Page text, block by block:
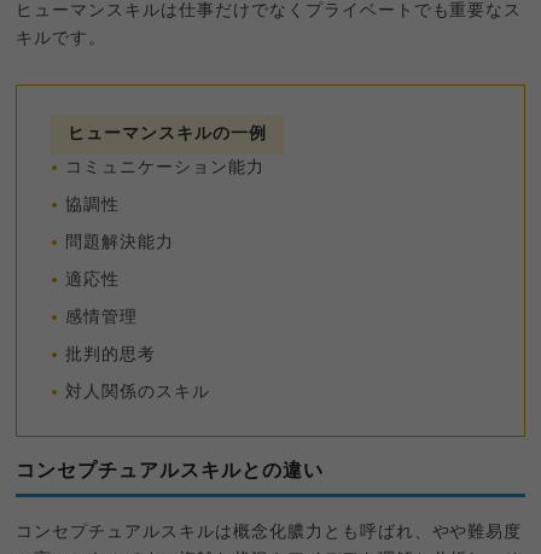
ヒューマンスキルは仕事だけでなくプライベートでも重要なス
キルです。
ヒューマンスキルの一例
コミュニケーション能力
協調性
問題解決能力
適応性
感情管理
批判的思考
対人関係のスキル
コンセプチュアルスキルとの違い
コンセプチュアルスキルは概念化膿力とも呼ばれ、やや難易度